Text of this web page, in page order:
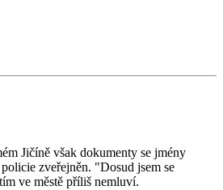
Jičíně však dokumenty se jmény
zveřejněn. "Dosud jsem se
ve městě příliš nemluví.